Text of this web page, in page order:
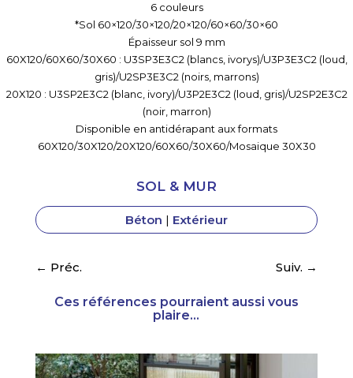
6 couleurs
*Sol 60×120/30×120/20×120/60×60/30×60
Épaisseur sol 9 mm
60X120/60X60/30X60 : U3SP3E3C2 (blancs, ivorys)/U3P3E3C2 (loud,
gris)/U2SP3E3C2 (noirs, marrons)
20X120 : U3SP2E3C2 (blanc, ivory)/U3P2E3C2 (loud, gris)/U2SP2E3C2
(noir, marron)
Disponible en antidérapant aux formats
60X120/30X120/20X120/60X60/30X60/Mosaique 30X30
SOL & MUR
Béton | Extérieur
← Préc. Suiv. →
Ces références pourraient aussi vous
plaire...